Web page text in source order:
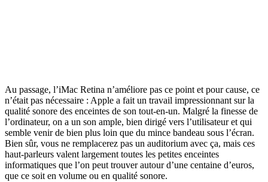
Au passage, l’iMac Retina n’améliore pas ce point et pour cause, ce
n’était pas nécessaire : Apple a fait un travail impressionnant sur la
qualité sonore des enceintes de son tout-en-un. Malgré la finesse de
l’ordinateur, on a un son ample, bien dirigé vers l’utilisateur et qui
semble venir de bien plus loin que du mince bandeau sous l’écran.
Bien sûr, vous ne remplacerez pas un auditorium avec ça, mais ces
haut-parleurs valent largement toutes les petites enceintes
informatiques que l’on peut trouver autour d’une centaine d’euros,
que ce soit en volume ou en qualité sonore.